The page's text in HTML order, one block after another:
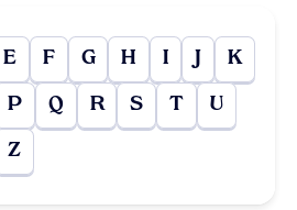
E F G H I J K
P Q R S T U
Z